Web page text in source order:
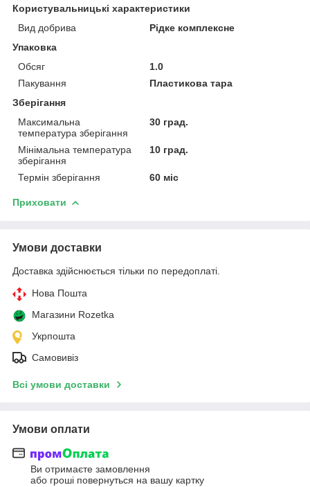
Користувальницькі характеристики
Вид добрива
Рідке комплексне
Упаковка
Обсяг
1.0
Пакування
Пластикова тара
Зберігання
Максимальна
температура зберігання
30 град.
Мінімальна температура
зберігання
10 град.
Термін зберігання 60 міс
Приховати
Умови доставки
Доставка здійснюється тільки по передоплаті.
Нова Пошта
Магазини Rozetka
Укрпошта
Самовивіз
Всі умови доставки
Умови оплати
Ви отримаєте замовлення
або гроші повернуться на вашу картку